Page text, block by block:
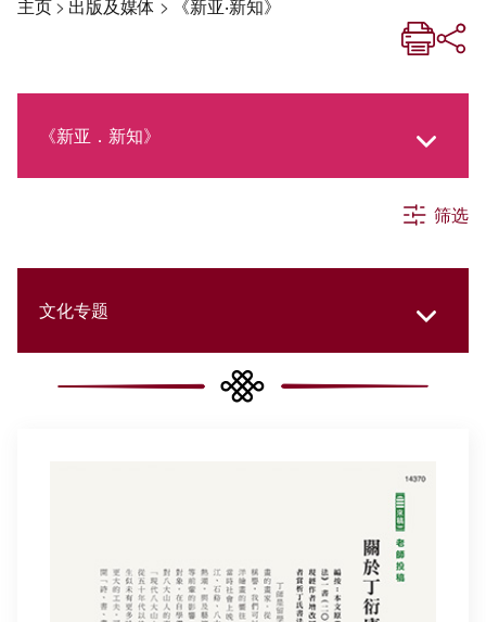
主页> 出版及媒体 > 《新亚‧新知》
《新亚．新知》
社交媒体专栏
《新亚简讯》
筛选
文化专题
所有分类
学生发展